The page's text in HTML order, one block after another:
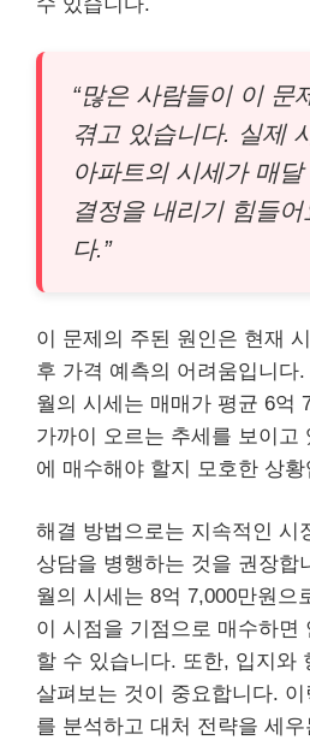
“많은 사람들이 이 문
겪고 있습니다. 실제
아파트의 시세가 매
결정을 내리기 힘들어
다.”
이 문제의 주된 원인은 현재
후 가격 예측의 어려움입니다
월의 시세는 매매가 평균 6억
가까이 오르는 추세를 보이고
에 매수해야 할지 모호한 상황
해결 방법으로는 지속적인 시
상담을 병행하는 것을 권장합
월의 시세는 8억 7,000만원으
이 시점을 기점으로 매수하면
할 수 있습니다. 또한, 입지와
살펴보는 것이 중요합니다.
를 분석하고 대처 전략을 세